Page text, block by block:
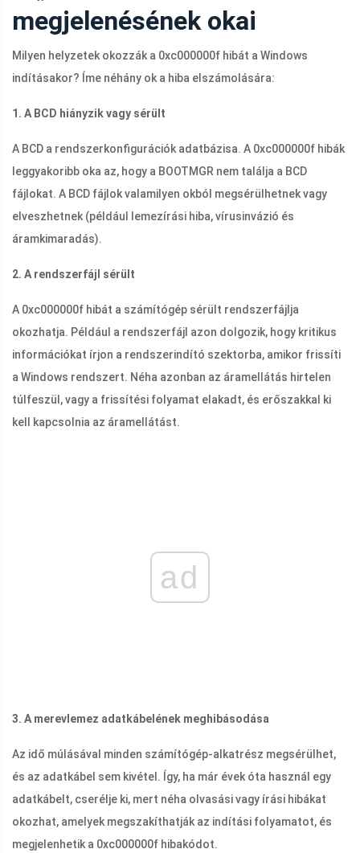
megjelenésének okai
Milyen helyzetek okozzák a 0xc000000f hibát a Windows
indításakor? Íme néhány ok a hiba elszámolására:
1. A BCD hiányzik vagy sérült
A BCD a rendszerkonfigurációk adatbázisa. A 0xc000000f hibák
leggyakoribb oka az, hogy a BOOTMGR nem találja a BCD
fájlokat. A BCD fájlok valamilyen okból megsérülhetnek vagy
elveszhetnek (például lemezírási hiba, vírusinvázió és
áramkimaradás).
2. A rendszerfájl sérült
A 0xc000000f hibát a számítógép sérült rendszerfájlja
okozhatja. Például a rendszerfájl azon dolgozik, hogy kritikus
információkat írjon a rendszerindító szektorba, amikor frissíti
a Windows rendszert. Néha azonban az áramellátás hirtelen
túlfeszül, vagy a frissítési folyamat elakadt, és erőszakkal ki
kell kapcsolnia az áramellátást.
ad
3. A merevlemez adatkábelének meghibásodása
Az idő múlásával minden számítógép-alkatrész megsérülhet,
és az adatkábel sem kivétel. Így, ha már évek óta használ egy
adatkábelt, cserélje ki, mert néha olvasási vagy írási hibákat
okozhat, amelyek megszakíthatják az indítási folyamatot, és
megjelenhetik a 0xc000000f hibakódot.